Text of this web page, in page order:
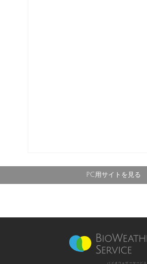
PC用サイトを見る
バイオウェザーサービス